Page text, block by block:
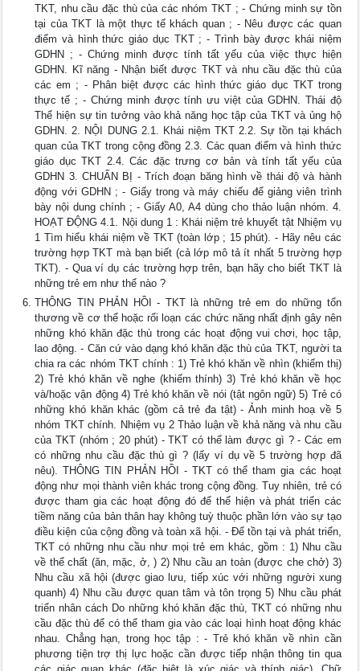
TKT, nhu cầu đặc thù của các nhóm TKT ; - Chứng minh sự tồn
tại của TKT là một thực tế khách quan ; - Nêu được các quan
điểm và hình thức giáo dục TKT ; - Trình bày được khái niệm
GDHN ; - Chứng minh được tính tất yếu của việc thực hiện
GDHN. Kĩ năng - Nhận biết được TKT và nhu cầu đặc thù của
các em ; - Phân biệt được các hình thức giáo dục TKT trong
thực tế ; - Chứng minh được tính ưu việt của GDHN. Thái độ
Thể hiện sự tin tưởng vào khả năng học tập của TKT và ủng hộ
GDHN. 2. NỘI DUNG 2.1. Khái niệm TKT 2.2. Sự tồn tại khách
quan của TKT trong cộng đồng 2.3. Các quan điểm và hình thức
giáo dục TKT 2.4. Các đặc trưng cơ bản và tính tất yếu của
GDHN 3. CHUẨN BỊ - Trích đoạn băng hình về thái độ và hành
động với GDHN ; - Giấy trong và máy chiếu để giảng viên trình
bày nội dung chính ; - Giấy A0, A4 dùng cho thảo luận nhóm. 4.
HOẠT ĐỘNG 4.1. Nội dung 1 : Khái niệm trẻ khuyết tật Nhiệm vụ
1 Tìm hiểu khái niệm về TKT (toàn lớp ; 15 phút). - Hãy nêu các
trường hợp TKT mà bạn biết (cả lớp mô tả ít nhất 5 trường hợp
TKT). - Qua ví dụ các trường hợp trên, bạn hãy cho biết TKT là
những trẻ em như thế nào ?
THÔNG TIN PHẢN HỒI - TKT là những trẻ em do những tổn
thương về cơ thể hoặc rối loạn các chức năng nhất định gây nên
những khó khăn đặc thù trong các hoạt động vui chơi, học tập,
lao động. - Căn cứ vào dạng khó khăn đặc thù của TKT, người ta
chia ra các nhóm TKT chính : 1) Trẻ khó khăn về nhìn (khiếm thị)
2) Trẻ khó khăn về nghe (khiếm thính) 3) Trẻ khó khăn về học
và/hoặc vận động 4) Trẻ khó khăn về nói (tật ngôn ngữ) 5) Trẻ có
những khó khăn khác (gồm cả trẻ đa tật) - Ảnh minh hoạ về 5
nhóm TKT chính. Nhiệm vụ 2 Thảo luận về khả năng và nhu cầu
của TKT (nhóm ; 20 phút) - TKT có thể làm được gì ? - Các em
có những nhu cầu đặc thù gì ? (lấy ví dụ về 5 trường hợp đã
nêu). THÔNG TIN PHẢN HỒI - TKT có thể tham gia các hoạt
động như mọi thành viên khác trong cộng đồng. Tuy nhiên, trẻ có
được tham gia các hoạt động đó để thể hiện và phát triển các
tiềm năng của bản thân hay không tuỳ thuộc phần lớn vào sự tạo
điều kiện của cộng đồng và toàn xã hội. - Để tồn tại và phát triển,
TKT có những nhu cầu như mọi trẻ em khác, gồm : 1) Nhu cầu
về thể chất (ăn, mặc, ở, ) 2) Nhu cầu an toàn (được che chở) 3)
Nhu cầu xã hội (được giao lưu, tiếp xúc với những người xung
quanh) 4) Nhu cầu được quan tâm và tôn trọng 5) Nhu cầu phát
triển nhân cách Do những khó khăn đặc thù, TKT có những nhu
cầu đặc thù để có thể tham gia vào các loại hình hoạt động khác
nhau. Chẳng hạn, trong học tập : - Trẻ khó khăn về nhìn cần
phương tiện trợ thị lực hoặc cần được tiếp nhận thông tin qua